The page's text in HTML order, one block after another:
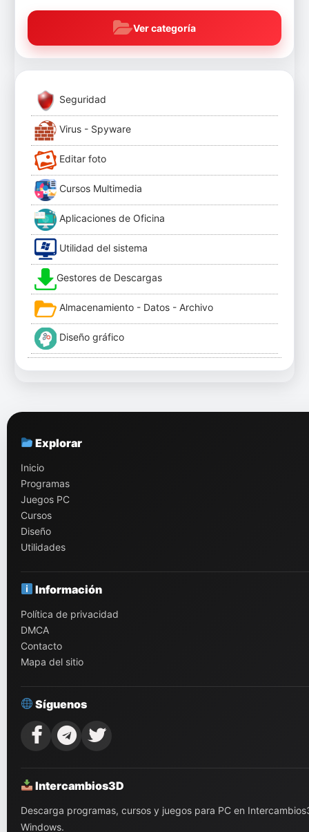
Ver categoría
Seguridad
Virus - Spyware
Editar foto
Cursos Multimedia
Aplicaciones de Oficina
Utilidad del sistema
Gestores de Descargas
Almacenamiento - Datos - Archivo
Diseño gráfico
Explorar
Inicio
Programas
Juegos PC
Cursos
Diseño
Utilidades
Información
Política de privacidad
DMCA
Contacto
Mapa del sitio
Síguenos
Intercambios3D
Descarga programas, cursos y juegos para PC en
Windows.